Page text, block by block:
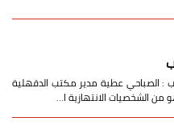
عطية مدير مكتب الدقهلية
الشخصيات الانتهازية ا…